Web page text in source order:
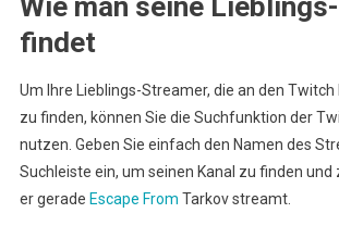
Wie man seine
findet
Um Ihre Lieblings-Streamer, die an den
zu finden, können Sie die Suchfunktion der
nutzen. Geben Sie einfach den Namen des
Suchleiste ein, um seinen Kanal zu finden
er gerade Escape From Tarkov streamt.